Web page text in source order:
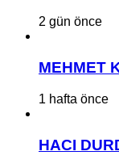
2 gün önce
MEHMET
1 hafta önce
HACI